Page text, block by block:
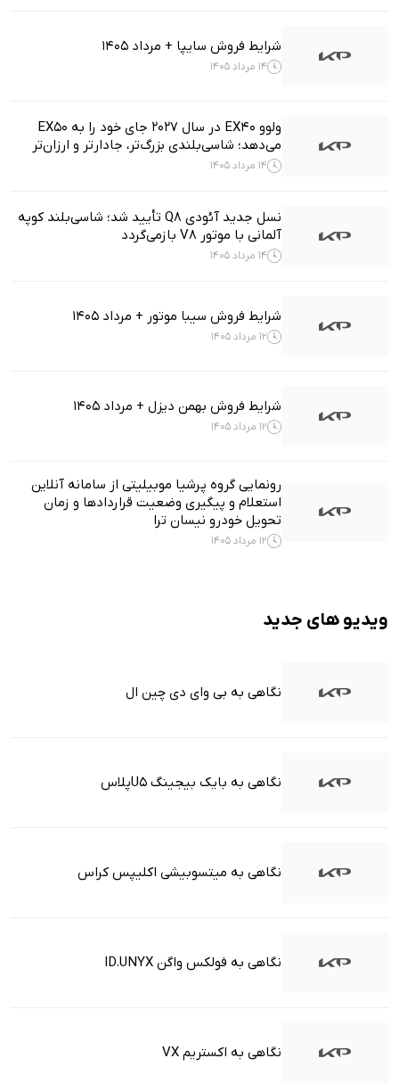
شرایط فروش سایپا + مرداد 1405
14 مرداد 1405
ولوو EX40 در سال ۲۰۲۷ جای خود را به EX50
می‌دهد؛ شاسی‌بلندی بزرگ‌تر، جادارتر و ارزان‌تر
14 مرداد 1405
نسل جدید آئودی Q8 تأیید شد؛ شاسی‌بلند کوپه
آلمانی با موتور V8 بازمی‌گردد
14 مرداد 1405
شرایط فروش سیبا موتور + مرداد 1405
12 مرداد 1405
شرایط فروش بهمن دیزل + مرداد 1405
12 مرداد 1405
رونمایی گروه پرشیا موبیلیتی از سامانه آنلاین
استعلام و پیگیری وضعیت قراردادها و زمان
تحویل خودرو نیسان ترا
12 مرداد 1405
ویدیو های جدید
نگاهی به بی وای دی چین ال
نگاهی به بایک بیجینگ U5پلاس
نگاهی به میتسوبیشی اکلیپس کراس
نگاهی به فولکس واگن ID.UNYX
نگاهی به اکستریم VX